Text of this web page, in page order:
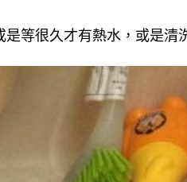
等很久才有熱水，或是清